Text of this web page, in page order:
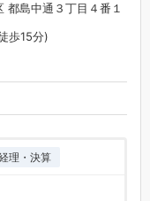
都島中通３丁目４番１
歩15分)
理・決算